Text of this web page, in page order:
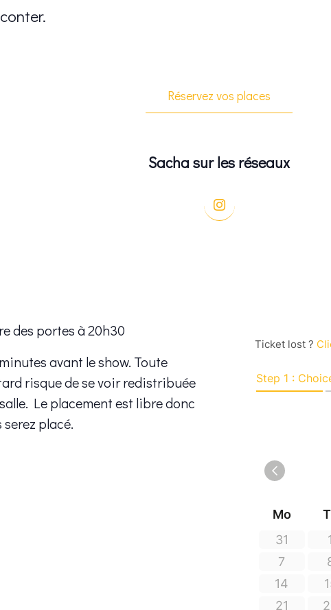
Réservez vos places
Sacha sur les réseaux
des portes à 20h30
avant le show. Toute
risque de se voir redistribuée
Le placement est libre donc
placé.